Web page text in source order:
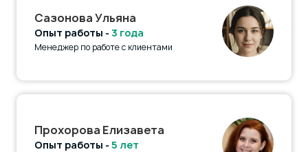
Сазонова Ульяна
Опыт работы - 3 года
Менеджер по работе с клиентами
Прохорова Елизавета
Опыт работы - 5 лет